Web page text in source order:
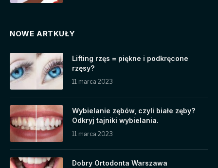
NOWE ARTKUŁY
Lifting rzęs = piękne i podkręcone
rzęsy?
11 marca 2023
Wybielanie zębów, czyli białe zęby?
Odkryj tajniki wybielania.
11 marca 2023
Dobry Ortodonta Warszawa